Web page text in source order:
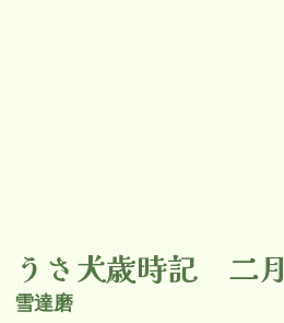
うさ犬歳時記 二月
雪達磨